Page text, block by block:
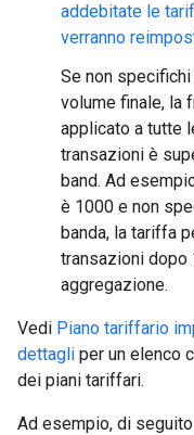
addebitate le
verranno
Se non specifichi
volume finale, la
applicato a tutte
transazioni è
band. Ad
è 1000 e non
banda, la tariffa
transazioni dopo
aggregazione.
Vedi Piano tariffario
dettagli per un elenco
dei piani tariffari.
Ad esempio, di